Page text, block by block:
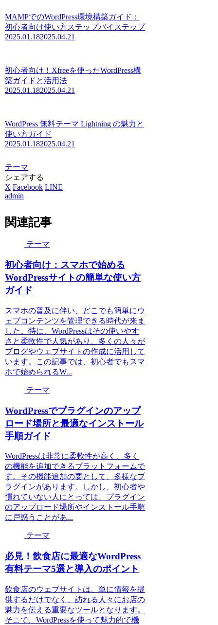
MAMPでのWordPress環境構築ガイド：
初心者向け使い方ステップバイステップ
2025.01.182025.04.21
初心者向け！Xfreeを使ったWordPress構
築ガイドと活用法
2025.01.182025.04.21
WordPress 無料テーマ Lightning の魅力と
使い方ガイド
2025.01.182025.04.21
テーマ
シェアする
X Facebook LINE
admin
関連記事
テーマ
初心者向け：スマホで始める
WordPressサイトの簡単な使い方
ガイド
スマホの普及に伴い、どこでも簡単にウ
ェブコンテンツを管理できる時代が来ま
した。特に、WordPressはその使いやす
さと柔軟性で人気があり、多くの人々が
ブログやウェブサイトの作成に活用して
います。この記事では、初心者でもスマ
ホで始められるW...
テーマ
WordPressでプラグインのアップ
ロード場所と最適なインストール
手順ガイド
WordPressは非常に柔軟性が高く、多く
の機能を追加できるプラットフォームで
す。その機能追加の要として、多様なプ
ラグインがあります。しかし、初心者や
慣れていない人にとっては、プラグイン
のアップロード場所やインストール手順
に戸惑うことがあ...
テーマ
必見！飲食店に最適なWordPress
有料テーマ5選と導入のポイント
飲食店のウェブサイトは、単に情報を提
供するだけでなく、訪れる人々にお店の
魅力を伝える重要なツールとなります。
そこで、WordPressを使って魅力的で機